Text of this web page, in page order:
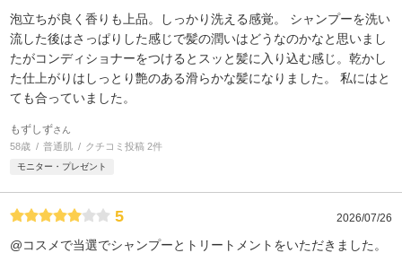
泡立ちが良く香りも上品。しっかり洗える感覚。 シャンプーを洗い
流した後はさっぱりした感じで髪の潤いはどうなのかなと思いまし
たがコンディショナーをつけるとスッと髪に入り込む感じ。乾かし
た仕上がりはしっとり艶のある滑らかな髪になりました。 私にはと
ても合っていました。
もずしずさん
58歳 普通肌 クチコミ投稿 2件
モニター・プレゼント
5 2026/07/26
@コスメで当選でシャンプーとトリートメントをいただきました。